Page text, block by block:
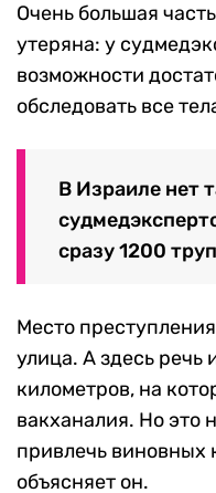
Очень большая
утеряна: у
возможности
обследовать все
В Израиле нет
сразу 1200
Место
улица. А здесь речь
километров, на
вакханалия. Но это
привлечь виновных
объясняет он.